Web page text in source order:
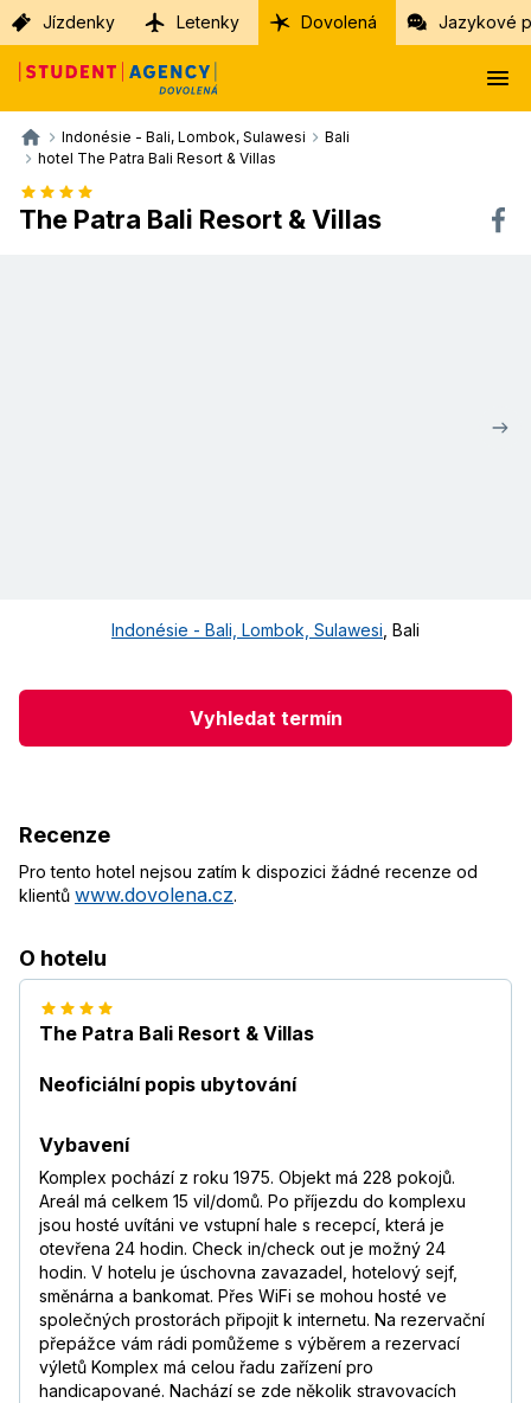
Jízdenky Letenky Dovolená Jazykové
Indonésie - Bali, Lombok, Sulawesi
Bali
hotel The Patra Bali Resort & Villas
The Patra Bali Resort & Villas
Indonésie - Bali, Lombok, Sulawesi Bali
Vyhledat termín
Recenze
Pro tento hotel nejsou zatím k dispozici žádné recenze od
klientů www.dovolena.cz.
O hotelu
The Patra Bali Resort & Villas
Neoficiální popis ubytování
Vybavení
Komplex pochází z roku 1975. Objekt má 228 pokojů.
Areál má celkem 15 vil/domů. Po příjezdu do komplexu
jsou hosté uvítáni ve vstupní hale s recepcí, která je
otevřena 24 hodin. Check in/check out je možný 24
hodin. V hotelu je úschovna zavazadel, hotelový sejf,
směnárna a bankomat. Přes WiFi se mohou hosté ve
společných prostorách připojit k internetu. Na rezervační
přepážce vám rádi pomůžeme s výběrem a rezervací
výletů Komplex má celou řadu zařízení pro
handicapované. Nachází se zde několik stravovacích